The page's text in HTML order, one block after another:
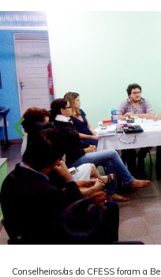
chevron_left
Conselheiros/as do CFESS foram a